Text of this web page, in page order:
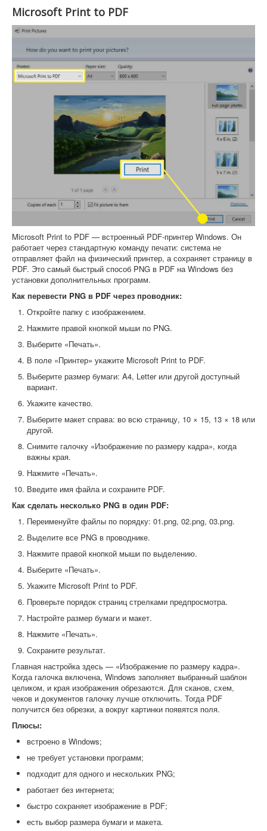
Microsoft Print to PDF
Microsoft Print to PDF — встроенный PDF-принтер Windows. Он
работает через стандартную команду печати: система не
отправляет файл на физический принтер, а сохраняет страницу в
PDF. Это самый быстрый способ PNG в PDF на Windows без
установки дополнительных программ.
Как перевести PNG в PDF через проводник:
Откройте папку с изображением.
Нажмите правой кнопкой мыши по PNG.
Выберите «Печать».
В поле «Принтер» укажите Microsoft Print to PDF.
Выберите размер бумаги: A4, Letter или другой доступный
вариант.
Укажите качество.
Выберите макет справа: во всю страницу, 10 × 15, 13 × 18 или
другой.
Снимите галочку «Изображение по размеру кадра», когда
важны края.
Нажмите «Печать».
Введите имя файла и сохраните PDF.
Как сделать несколько PNG в один PDF:
Переименуйте файлы по порядку: 01.png, 02.png, 03.png.
Выделите все PNG в проводнике.
Нажмите правой кнопкой мыши по выделению.
Выберите «Печать».
Укажите Microsoft Print to PDF.
Проверьте порядок страниц стрелками предпросмотра.
Настройте размер бумаги и макет.
Нажмите «Печать».
Сохраните результат.
Главная настройка здесь — «Изображение по размеру кадра».
Когда галочка включена, Windows заполняет выбранный шаблон
целиком, и края изображения обрезаются. Для сканов, схем,
чеков и документов галочку лучше отключить. Тогда PDF
получится без обрезки, а вокруг картинки появятся поля.
Плюсы:
встроено в Windows;
не требует установки программ;
подходит для одного и нескольких PNG;
работает без интернета;
быстро сохраняет изображение в PDF;
есть выбор размера бумаги и макета.